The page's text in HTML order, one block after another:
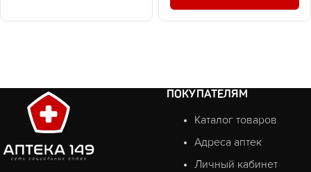
ПОКУПАТЕЛЯМ
Каталог товаров
Адреса аптек
Личный кабинет